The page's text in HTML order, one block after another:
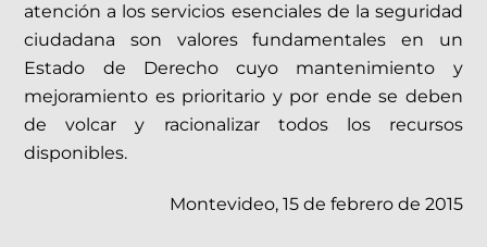
atención a los servicios esenciales de la seguridad
ciudadana son valores fundamentales en un
Estado de Derecho cuyo mantenimiento y
mejoramiento es prioritario y por ende se deben
de volcar y racionalizar todos los recursos
disponibles.
Montevideo, 15 de febrero de 2015